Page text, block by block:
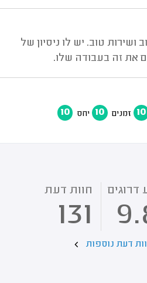
טוב. יש לו ניסיון של
את זה בעבודה שלו.
10 זמנים 10 יחס 10
דרוגים חוות דעת
131
דעת נוספות